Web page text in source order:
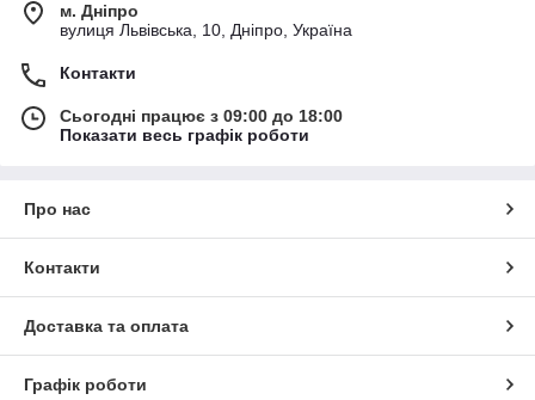
м. Дніпро
вулиця Львівська, 10, Дніпро, Україна
Контакти
Сьогодні працює з 09:00 до 18:00
Показати весь графік роботи
Про нас
Контакти
Доставка та оплата
Графік роботи